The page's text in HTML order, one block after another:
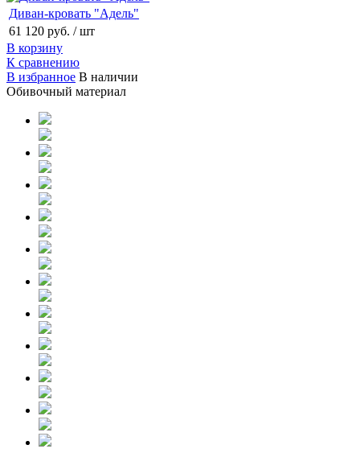
Диван-кровать "Адель"
61 120 руб. / шт
В корзину
К сравнению
В избранное В наличии
Обивочный материал